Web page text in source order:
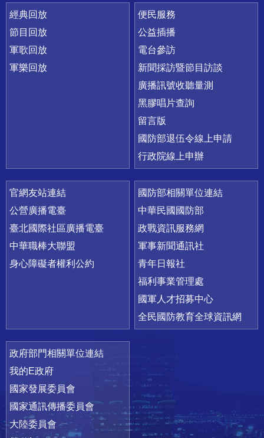
經典回放
節目回放
軍歌回放
軍樂回放
便民服務
公益插播
電台參訪
新聞採訪暨節目訪談
廣播訊號收聽量測
黑膠唱片查詢
留言版
國防部退伍令線上申請
行政院線上申辦
官網友站連結
公營廣播電臺
臺北國際社區廣播電臺
中華職棒大聯盟
身心障礙者權利公約
國防部相關單位連結
中華民國國防部
政戰資訊服務網
軍事新聞通訊社
青年日報社
福利事業管理處
國軍人才招募中心
全民國防教育全球資訊網
政府部門相關單位連結
我的E政府
國家發展委員會
國家通訊傳播委員會
大陸委員會